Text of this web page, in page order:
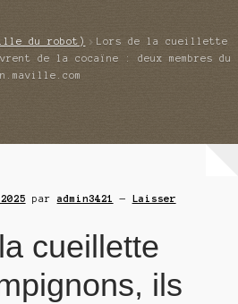
menu
enfant
Ouvrir
le
du robot)
Lors de la cueillette
de la cocaïne : deux membres du
paradmin3421 — Laisser
cueillette
ils